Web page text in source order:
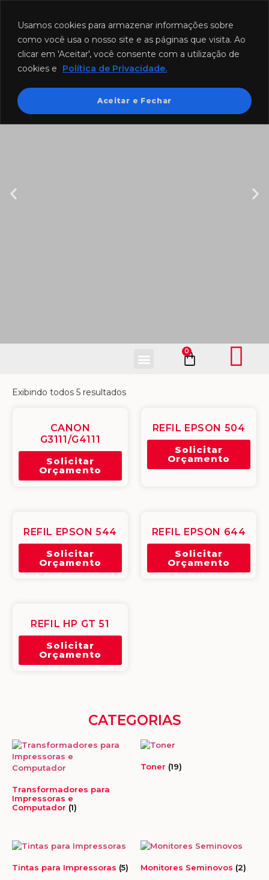
Usamos cookies para armazenar informações sobre
como você usa o nosso site e as páginas que visita. Ao
clicar em 'Aceitar', você consente com a utilização de
cookies e
Política de Privacidade.
Aceitar e Fechar
Exibindo todos 5 resultados
CANON
G3111/G4111
Solicitar
Orçamento
REFIL EPSON 504
Solicitar
Orçamento
REFIL EPSON 544
Solicitar
Orçamento
REFIL EPSON 644
Solicitar
Orçamento
REFIL HP GT 51
Solicitar
Orçamento
CATEGORIAS
Transformadores para
Impressoras e
Computador (1)
Toner (19)
Tintas para Impressoras (5) Monitores Seminovos (2)